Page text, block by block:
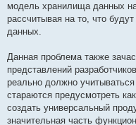
модель хранилища данных
рассчитывая на то, что
данных.
Данная проблема также
представлений
реально должно
стараются предусмотреть
создать универсальный
значительная часть